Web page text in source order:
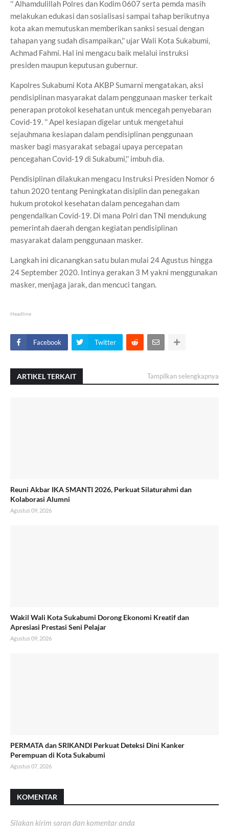
'' Alhamdulillah Polres dan Kodim 0607 serta pemda masih
melakukan edukasi dan sosialisasi sampai tahap berikutnya
kota akan memutuskan memberikan sanksi sesuai dengan
tahapan yang sudah disampaikan,'' ujar Wali Kota Sukabumi,
Achmad Fahmi. Hal ini mengacu baik melalui instruksi
presiden maupun keputusan gubernur.
Kapolres Sukabumi Kota AKBP Sumarni mengatakan, aksi
pendisiplinan masyarakat dalam penggunaan masker terkait
penerapan protokol kesehatan untuk mencegah penyebaran
Covid-19. '' Apel kesiapan digelar untuk mengetahui
sejauhmana kesiapan dalam pendisiplinan penggunaan
masker bagi masyarakat sebagai upaya percepatan
pencegahan Covid-19 di Sukabumi,'' imbuh dia.
Pendisiplinan dilakukan mengacu Instruksi Presiden Nomor 6
tahun 2020 tentang Peningkatan disiplin dan penegakan
hukum protokol kesehatan dalam pencegahan dam
pengendalkan Covid-19. Di mana Polri dan TNI mendukung
pemerintah daerah dengan kegiatan pendisiplinan
masyarakat dalam penggunaan masker.
Langkah ini dicanangkan satu bulan mulai 24 Agustus hingga
24 September 2020. Intinya gerakan 3 M yakni menggunakan
masker, menjaga jarak, dan mencuci tangan.
Headline
Facebook Twitter
ARTIKEL TERKAIT Tampilkan selengkapnya
Reuni Akbar IKA SMANTI 2026, Perkuat Silaturahmi dan
Kolaborasi Alumni
Agustus 09, 2026
Wakil Wali Kota Sukabumi Dorong Ekonomi Kreatif dan
Apresiasi Prestasi Seni Pelajar
Agustus 09, 2026
PERMATA dan SRIKANDI Perkuat Deteksi Dini Kanker
Perempuan di Kota Sukabumi
Agustus 07, 2026
KOMENTAR
Silakan kirim saran dan komentar anda